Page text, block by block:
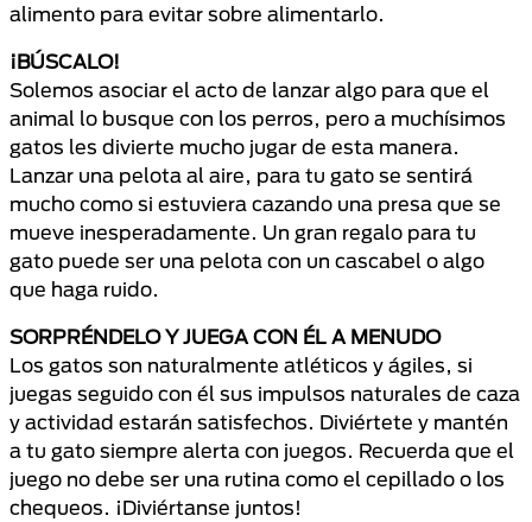
alimento para evitar sobre alimentarlo.
¡BÚSCALO!
Solemos asociar el acto de lanzar algo para que el
animal lo busque con los perros, pero a muchísimos
gatos les divierte mucho jugar de esta manera.
Lanzar una pelota al aire, para tu gato se sentirá
mucho como si estuviera cazando una presa que se
mueve inesperadamente. Un gran regalo para tu
gato puede ser una pelota con un cascabel o algo
que haga ruido.
SORPRÉNDELO Y JUEGA CON ÉL A MENUDO
Los gatos son naturalmente atléticos y ágiles, si
juegas seguido con él sus impulsos naturales de caza
y actividad estarán satisfechos. Diviértete y mantén
a tu gato siempre alerta con juegos. Recuerda que el
juego no debe ser una rutina como el cepillado o los
chequeos. ¡Diviértanse juntos!